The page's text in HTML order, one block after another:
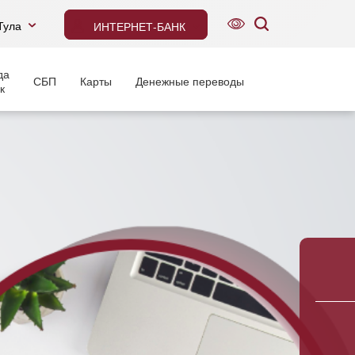
ИНТЕРНЕТ-БАНК
СБП Карты Денежные переводы